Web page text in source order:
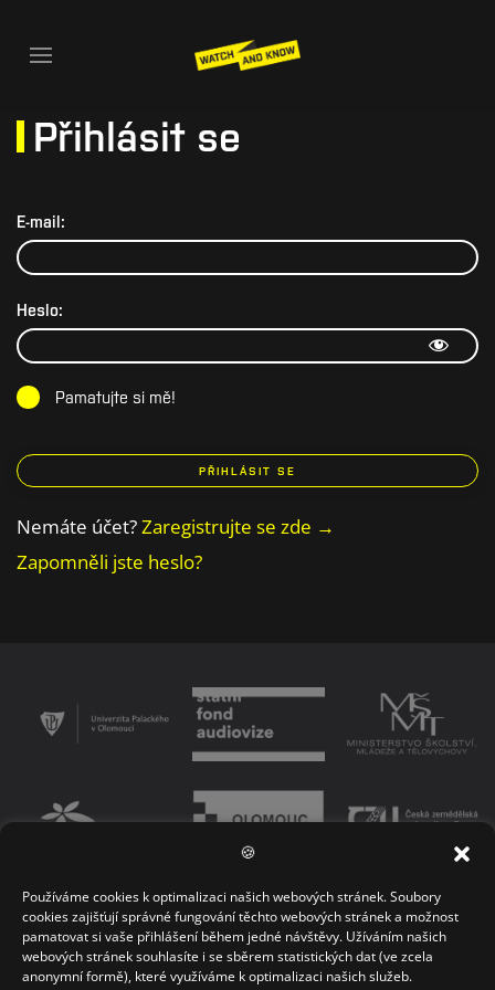
🍪
Používáme cookies k optimalizaci našich webových stránek. Soubory
cookies zajišťují správné fungování těchto webových stránek a možnost
pamatovat si vaše přihlášení během jedné návštěvy. Užíváním našich
webových stránek souhlasíte i se sběrem statistických dat (ve zcela
anonymní formě), které využíváme k optimalizaci našich služeb.
Přihlásit se
E-mail:
Heslo:
Pamatujte si mě!
Nemáte účet?Zaregistrujte se zde →
Zapomněli jste heslo?
PODMÍNKY UŽÍVÁNÍ PLATFORMY ZÁSADY OCHRANY OSOBNÍCH ÚDAJŮ
KONTAKT